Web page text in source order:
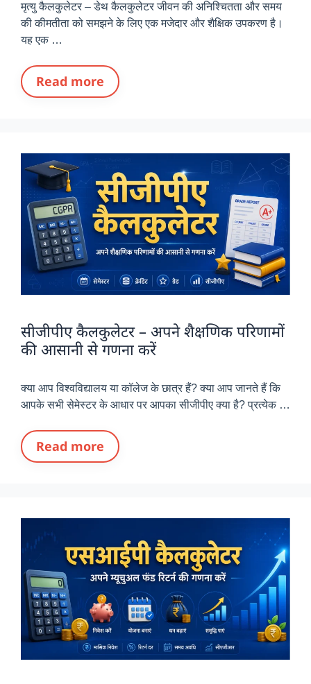
मृत्यु कैलकुलेटर – डेथ कैलकुलेटर जीवन की अनिश्चितता और समय
की कीमतीता को समझने के लिए एक मजेदार और शैक्षिक उपकरण है।
यह एक …
Read more
सीजीपीए कैलकुलेटर – अपने शैक्षणिक परिणामों
की आसानी से गणना करें
क्या आप विश्वविद्यालय या कॉलेज के छात्र हैं? क्या आप जानते हैं कि
आपके सभी सेमेस्टर के आधार पर आपका सीजीपीए क्या है? प्रत्येक …
Read more